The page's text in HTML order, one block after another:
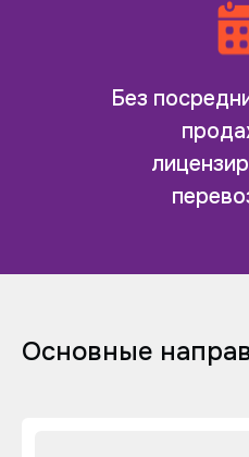
Без
Основные